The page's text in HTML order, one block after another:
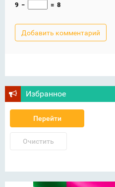
9 − = 8
Избранное
Перейти
Очистить